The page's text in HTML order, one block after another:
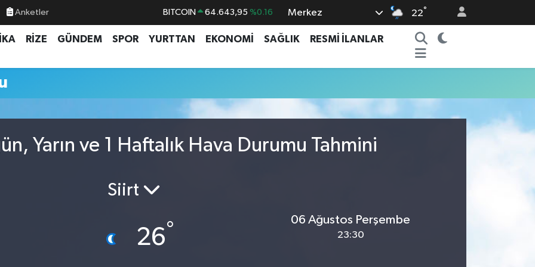
Anketler BITCOIN 64.643,95 %0.16
DOLAR 47,6704 %0
GRAM ALTIN 6500.87 %0.12
BİST100 13.799 %70
Merkez 22°
RİZE GÜNDEM SPOR YURTTAN EKONOMİ SAĞLIK
RESMİ İLANLAR
Yarın ve 1 Haftalık Hava Durumu Tahmini
Siirt
26°
06 Ağustos Perşembe
23:30